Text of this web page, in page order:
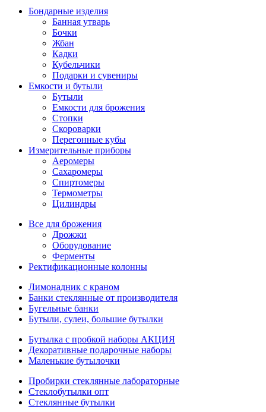
Бондарные изделия
Банная утварь
Бочки
Жбан
Кадки
Кубельчики
Подарки и сувениры
Емкости и бутыли
Бутыли
Емкости для брожения
Стопки
Скороварки
Перегонные кубы
Измерительные приборы
Аеромеры
Сахаромеры
Спиртомеры
Термометры
Цилиндры
Все для брожения
Дрожжи
Оборудование
Ферменты
Ректификационные колонны
Лимонадник с краном
Банки стеклянные от производителя
Бугельные банки
Бутыли, сулеи, большие бутылки
Бутылка с пробкой наборы АКЦИЯ
Декоративные подарочные наборы
Маленькие бутылочки
Пробирки стеклянные лабораторные
Стеклобутылки опт
Стеклянные бутылки